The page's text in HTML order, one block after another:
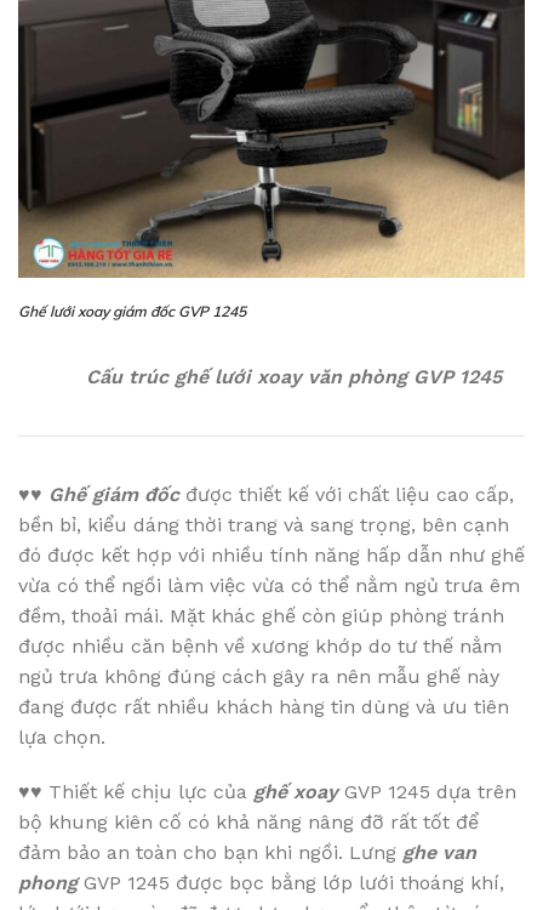
Ghế lưới xoay giám đốc GVP 1245
Cấu trúc ghế lưới xoay văn phòng GVP 1245
♥♥ Ghế giám đốcđược thiết kế với chất liệu cao cấp,
bền bỉ, kiểu dáng thời trang và sang trọng, bên cạnh
đó được kết hợp với nhiều tính năng hấp dẫn như ghế
vừa có thể ngồi làm việc vừa có thể nằm ngủ trưa êm
đềm, thoải mái. Mặt khác ghế còn giúp phòng tránh
được nhiều căn bệnh về xương khớp do tư thế nằm
ngủ trưa không đúng cách gây ra nên mẫu ghế này
đang được rất nhiều khách hàng tin dùng và ưu tiên
lựa chọn.
♥♥ Thiết kế chịu lực của ghế xoayGVP 1245 dựa trên
bộ khung kiên cố có khả năng nâng đỡ rất tốt để
đảm bảo an toàn cho bạn khi ngồi. Lưng ghe van
phongGVP 1245 được bọc bằng lớp lưới thoáng khí,